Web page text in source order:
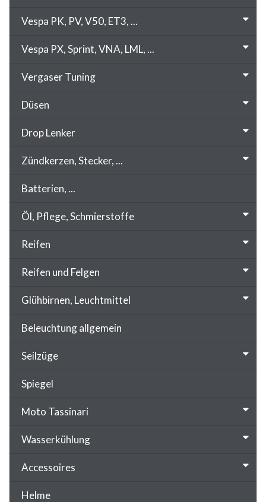
Vespa PK, PV, V50, ET3, ...
Vespa PX, Sprint, VNA, LML, ...
Vergaser Tuning
Düsen
Drop Lenker
Zündkerzen, Stecker, ...
Batterien, ...
Öl, Pflege, Schmierstoffe
Reifen
Reifen und Felgen
Glühbirnen, Leuchtmittel
Beleuchtung allgemein
Seilzüge
Spiegel
Moto Tassinari
Wasserkühlung
Accessoires
Helme